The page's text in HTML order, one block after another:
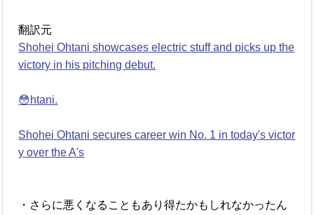
翻訳元
Shohei Ohtani showcases electric stuff and picks up the
victory in his pitching debut.
😳htani.
Shohei Ohtani secures career win No. 1 in today's victor
y over the A's
・さらに悪くなることもあり得たかもしれなかったん